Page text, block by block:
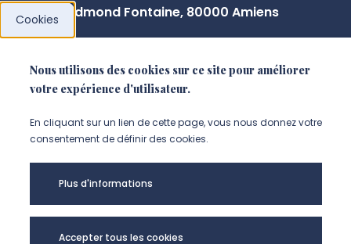
2, rue Edmond Fontaine, 80000 Amiens
NOUS CONTACTER
Cookies
Nous utilisons des cookies sur ce site pour améliorer
votre expérience d'utilisateur.
En cliquant sur un lien de cette page, vous nous donnez votre
consentement de définir des cookies.
Plus d'informations
Accepter tous les cookies